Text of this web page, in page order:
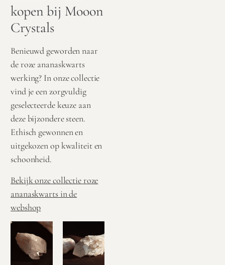
kopen bij Mooon
Crystals
Benieuwd geworden naar
de roze ananaskwarts
werking? In onze collectie
vind je een zorgvuldig
geselecteerde keuze aan
deze bijzondere steen.
Ethisch gewonnen en
uitgekozen op kwaliteit en
schoonheid.
Bekijk onze collectie roze
ananaskwarts in de
webshop